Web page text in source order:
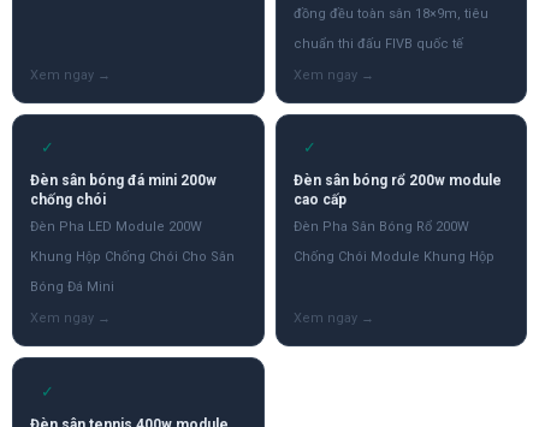
đồng đều toàn sân 18×9m, tiêu
chuẩn thi đấu FIVB quốc tế
✓
Đèn sân bóng đá mini 200w
chống chói
Đèn Pha LED Module 200W
Khung Hộp Chống Chói Cho Sân
Bóng Đá Mini
✓
Đèn sân bóng rổ 200w module
cao cấp
Đèn Pha Sân Bóng Rổ 200W
Chống Chói Module Khung Hộp
✓